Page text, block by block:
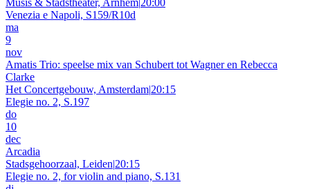
Venezia e Napoli, S159/R10d
ma
9
nov
Amatis Trio: speelse mix van Schubert tot Wagner en Rebecca
Clarke
Het Concertgebouw, Amsterdam|20:15
Elegie no. 2, S.197
do
10
dec
Arcadia
Stadsgehoorzaal, Leiden|20:15
Elegie no. 2, for violin and piano, S.131